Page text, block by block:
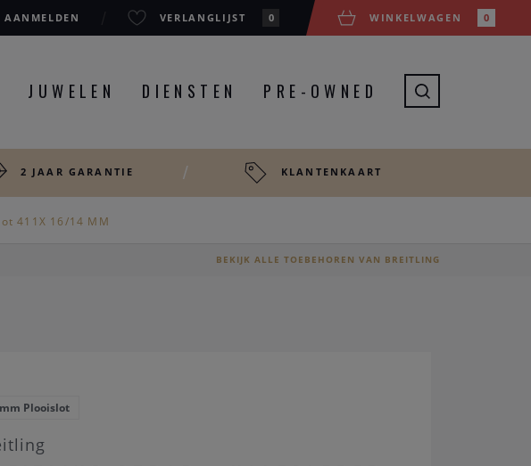
AANMELDEN VERLANGLIJST 0 WINKELWAGEN 0
JUWELEN DIENSTEN PRE-OWNED
2 JAAR GARANTIE KLANTENKAART
411X 16/14 MM
BEKIJK ALLE TOEBEHOREN VAN BREITLING
Plooislot